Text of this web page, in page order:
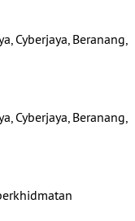
Cyberjaya, Beranang,
Cyberjaya, Beranang,